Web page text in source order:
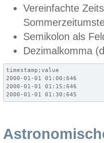
Vereinfachte
Semikolon als
Dezimalkomma
timestamp;value
2000-01-01 01:00;646
2000-01-01 01:15;646
2000-01-01 01:30;645